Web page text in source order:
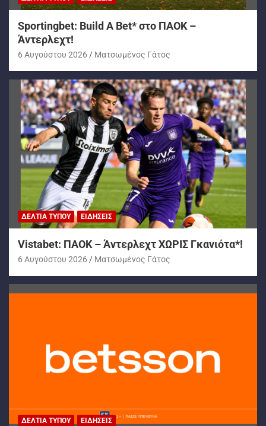
Sportingbet: Build A Bet* στο ΠΑΟΚ –
Άντερλεχτ!
6 Αυγούστου 2026 Ματσωμένος Γάτος
ΔΕΛΤΊΑ ΤΎΠΟΥ ΕΙΔΉΣΕΙΣ
Vistabet: ΠΑΟΚ – Άντερλεχτ ΧΩΡΙΣ Γκανιότα*!
6 Αυγούστου 2026 Ματσωμένος Γάτος
ΔΕΛΤΊΑ ΤΎΠΟΥ ΕΙΔΉΣΕΙΣ